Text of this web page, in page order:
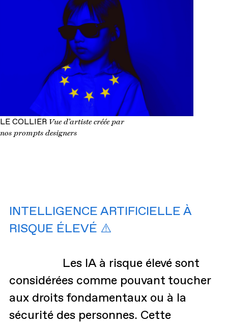
LE COLLIER Vue d’artiste créée par
nos prompts designers
INTELLIGENCE ARTIFICIELLE À
RISQUE ÉLEVÉ ⚠️
Les IA à risque élevé sont
considérées comme pouvant toucher
aux droits fondamentaux ou à la
sécurité des personnes. Cette